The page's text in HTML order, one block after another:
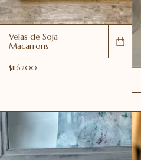
Velas de Soja
Macarrons
$116.200